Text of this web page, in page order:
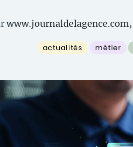
www.journaldelagence.com,
actualités métier